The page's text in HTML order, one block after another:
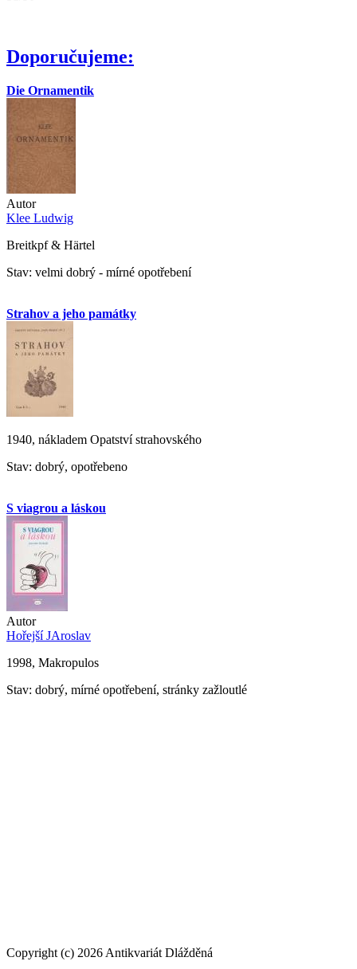
Doporučujeme:
Die Ornamentik
Autor
Klee Ludwig
Breitkpf & Härtel
Stav: velmi dobrý - mírné opotřebení
Strahov a jeho památky
1940, nákladem Opatství strahovského
Stav: dobrý, opotřebeno
S viagrou a láskou
Autor
Hořejší JAroslav
1998, Makropulos
Stav: dobrý, mírné opotřebení, stránky zažloutlé
Copyright (c) 2026 Antikvariát Dlážděná